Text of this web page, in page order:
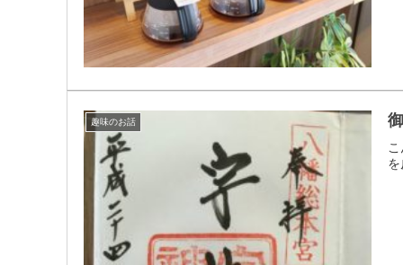
趣味のお話